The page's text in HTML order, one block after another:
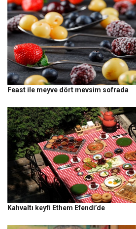
Feast ile meyve dört mevsim sofrada
Kahvaltı keyfi Ethem Efendi’de